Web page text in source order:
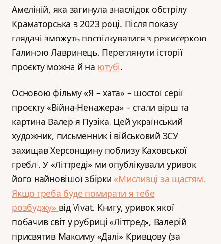
Амеліній, яка загинула внаслідок обстрілу
Краматорська в 2023 році. Після показу
глядачі зможуть поспілкуватися з режисеркою
Галиною Лавринець. Переглянути історії
проєкту можна й на ютубі.
Основою фільму «Я – хата» – шостої серії
проєкту «Війна-Ненажера» – стали вірш та
картина Валерія Пузіка. Цей український
художник, письменник і військовий ЗСУ
захищав Херсонщину поблизу Каховської
греблі. У «Літтреді» ми опублікували уривок
його найновішої збірки«Мисливці за щастям.
Якщо треба буде помирати я тебе
розбуджу» від Vivat. Книгу, уривок якої
побачив світ у рубриці «Літтред», Валерій
присвятив Максиму «Далі» Кривцову (за